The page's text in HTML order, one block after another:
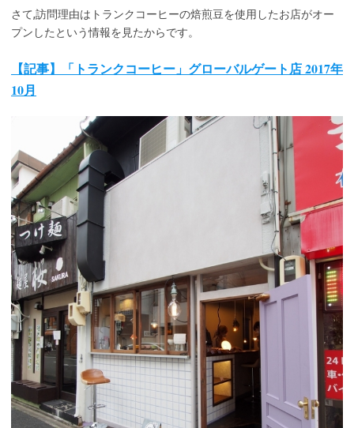
さて,訪問理由はトランクコーヒーの焙煎豆を使用したお店がオー
プンしたという情報を見たからです。
【記事】「トランクコーヒー」グローバルゲート店 2017年
10月